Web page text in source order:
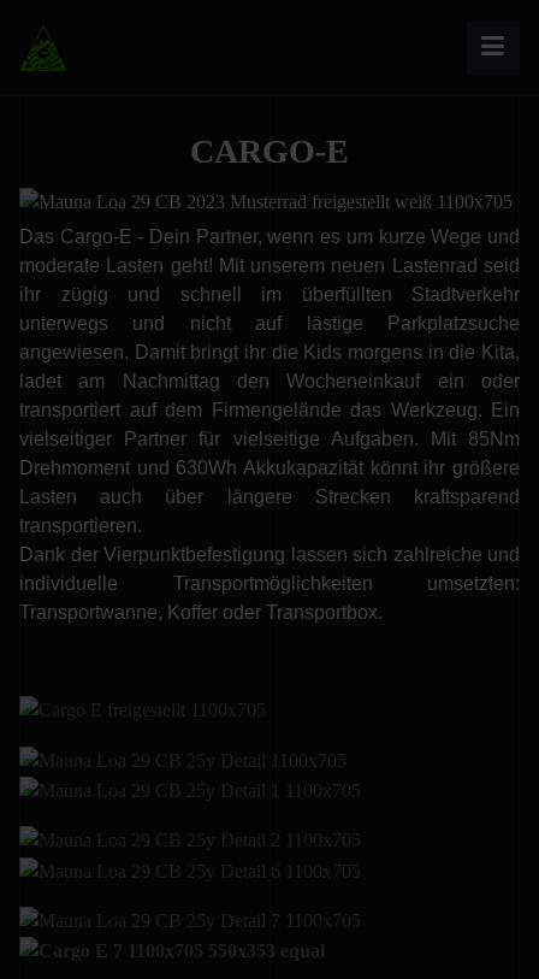
CARGO-E
Das Cargo-E - Dein Partner, wenn es um kurze Wege und
moderate Lasten geht! Mit unserem neuen Lastenrad seid
ihr zügig und schnell im überfüllten Stadtverkehr
unterwegs und nicht auf lästige Parkplatzsuche
angewiesen. Damit bringt ihr die Kids morgens in die Kita,
ladet am Nachmittag den Wocheneinkauf ein oder
transportiert auf dem Firmengelände das Werkzeug. Ein
vielseitiger Partner für vielseitige Aufgaben.
Mit 85Nm
Drehmoment und 630Wh Akkukapazität könnt ihr größere
Lasten auch über längere Strecken kraftsparend
transportieren.
Dank der Vierpunktbefestigung lassen sich zahlreiche und
individuelle Transportmöglichkeiten umsetzten:
Transportwanne, Koffer oder Transportbox.